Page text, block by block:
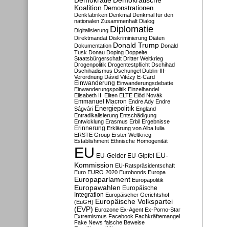
Koalition Demonstrationen
Denkfabriken Denkmal Denkmal für den
nationalen Zusammenhalt Dialog
Digitalisierung Diplomatie
Direktmandat Diskriminierung Diäten
Dokumentation Donald Trump Donald
Tusk Donau Doping Doppelte
Staatsbürgerschaft Dritter Weltkrieg
Drogenpolitik Drogentestpflicht Dschihad
Dschihadismus Dschungel Dublin-III-
Verordnung Dávid Vitézy E-Card
Einwanderung Einwanderungsdebatte
Einwanderungspolitik Einzelhandel
Elisabeth II. Eliten ELTE Előd Novák
Emmanuel Macron Endre Ady Endre
Ságvári Energiepolitik England
Entradikalisierung Entschädigung
Entwicklung Erasmus Erbil Ergebnisse
Erinnerung Erklärung von Alba Iulia
ERSTE Group Erster Weltkrieg
Establishment Ethnische Homogenität
EU EU-Gelder EU-Gipfel EU-
Kommission EU-Ratspräsidentschaft
Euro EURO 2020 Eurobonds Europa
Europaparlament Europapolitik
Europawahlen Europäische
Integration Europäischer Gerichtshof
(EuGH) Europäische Volkspartei
(EVP) Eurozone Ex-Agent Ex-Porno-Star
Extremismus Facebook Fachkräftemangel
Fake News falsche Beweise